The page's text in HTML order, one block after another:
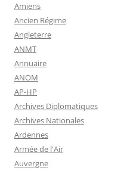
Amiens
Ancien Régime
Angleterre
ANMT
Annuaire
ANOM
AP-HP
Archives Diplomatiques
Archives Nationales
Ardennes
Armée de l'Air
Auvergne